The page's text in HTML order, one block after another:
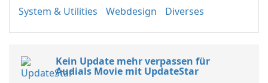
System & Utilities
Webdesign Diverses
Kein Update mehr verpassen für
Audials Movie mit UpdateStar